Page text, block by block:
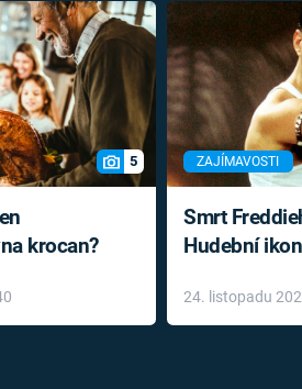
5
krocan?
ZAJÍMAVOSTI
Smrt
Hudební
léky
24. listopadu